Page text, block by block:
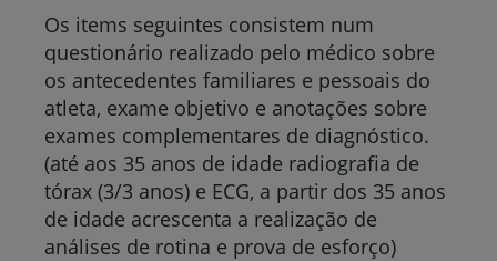
Os items seguintes consistem num
questionário realizado pelo médico sobre
os antecedentes familiares e pessoais do
atleta, exame objetivo e anotações sobre
exames complementares de diagnóstico.
(até aos 35 anos de idade radiografia de
tórax (3/3 anos) e ECG, a partir dos 35 anos
de idade acrescenta a realização de
análises de rotina e prova de esforço)